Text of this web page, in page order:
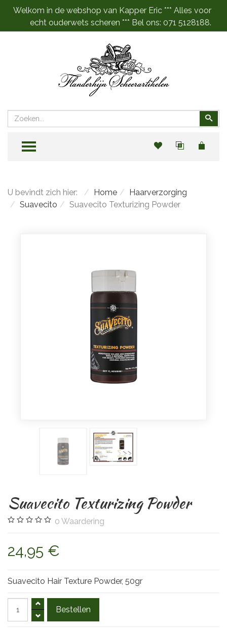
Welkom in de webshop van Kapper Eric *** Alles voor
echt ouderwets scheren *** Bel ons: 071 5128188.
Zoeken
TOGGLE MENU
U bevindt zich hier: Home
Haarverzorging
Suavecito
Suavecito Texturizing Powder
Suavecito Texturizing Powder
0 Waardering
24,95 €
Suavecito Hair Texture Powder, 50gr